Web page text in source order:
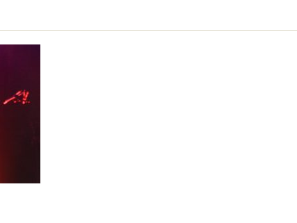
Le musée